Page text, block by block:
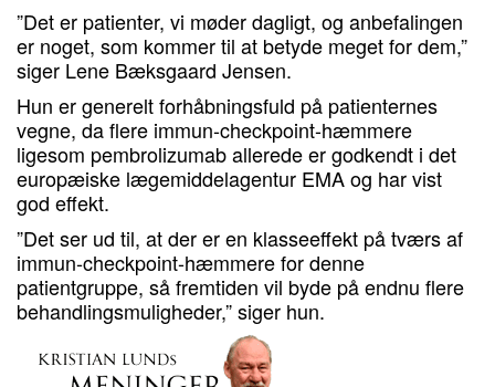
”Det er patienter, vi møder dagligt, og anbefalingen
er noget, som kommer til at betyde meget for dem,”
siger Lene Bæksgaard Jensen.
Hun er generelt forhåbningsfuld på patienternes
vegne, da flere immun-checkpoint-hæmmere
ligesom pembrolizumab allerede er godkendt i det
europæiske lægemiddelagentur EMA og har vist
god effekt.
”Det ser ud til, at der er en klasseeffekt på tværs af
immun-checkpoint-hæmmere for denne
patientgruppe, så fremtiden vil byde på endnu flere
behandlingsmuligheder,” siger hun.